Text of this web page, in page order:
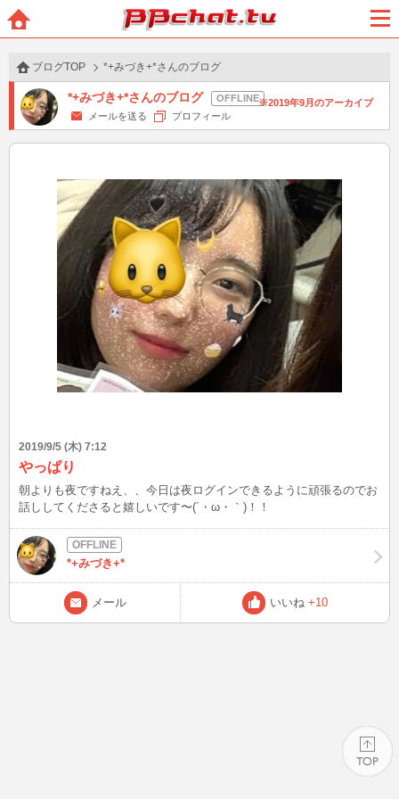
BBchatTV
ブログTOP *+みづき+*さんのブログ
*+みづき+*さんのブログ
2019年9月のアーカイブ
メールを送る
プロフィール
2019/9/5 (木) 7:12
やっぱり
朝よりも夜ですねえ、、今日は夜ログインできるように頑張るのでお
話ししてくださると嬉しいです〜(´・ω・｀)！！
*+みづき+*
メール いいね +10